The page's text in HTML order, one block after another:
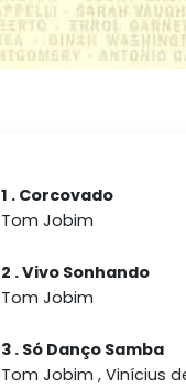
1 . Corcovado
Tom Jobim
2 . Vivo Sonhando
Tom Jobim
3 . Só Danço Samba
Tom Jobim , Vinícius